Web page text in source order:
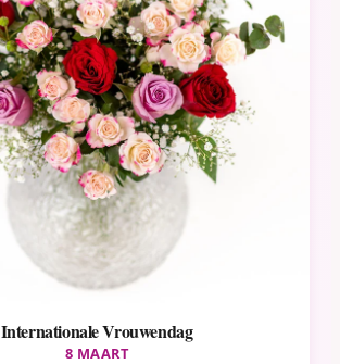
Internationale Vrouwendag
8 MAART